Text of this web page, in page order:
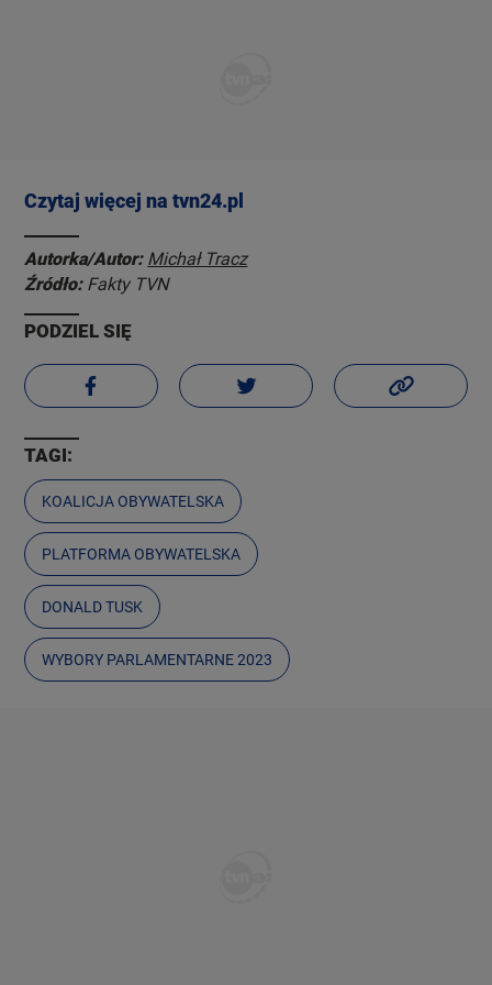
Czytaj więcej na tvn24.pl
Autorka/Autor: Michał Tracz
Źródło: Fakty TVN
PODZIEL SIĘ
TAGI:
KOALICJA OBYWATELSKA
PLATFORMA OBYWATELSKA
DONALD TUSK
WYBORY PARLAMENTARNE 2023